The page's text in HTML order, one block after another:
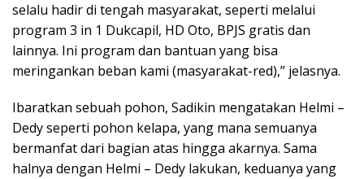
selalu hadir di tengah masyarakat, seperti melalui
program 3 in 1 Dukcapil, HD Oto, BPJS gratis dan
lainnya. Ini program dan bantuan yang bisa
meringankan beban kami (masyarakat-red),” jelasnya.
Ibaratkan sebuah pohon, Sadikin mengatakan Helmi –
Dedy seperti pohon kelapa, yang mana semuanya
bermanfat dari bagian atas hingga akarnya. Sama
halnya dengan Helmi – Dedy lakukan, keduanya yang